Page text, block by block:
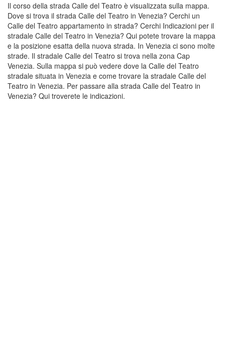
Il corso della strada Calle del Teatro è visualizzata sulla mappa.
Dove si trova il strada Calle del Teatro in Venezia? Cerchi un
Calle del Teatro appartamento in strada? Cerchi Indicazioni per il
stradale Calle del Teatro in Venezia? Qui potete trovare la mappa
e la posizione esatta della nuova strada. In Venezia ci sono molte
strade. Il stradale Calle del Teatro si trova nella zona Cap
Venezia. Sulla mappa si può vedere dove la Calle del Teatro
stradale situata in Venezia e come trovare la stradale Calle del
Teatro in Venezia. Per passare alla strada Calle del Teatro in
Venezia? Qui troverete le indicazioni.